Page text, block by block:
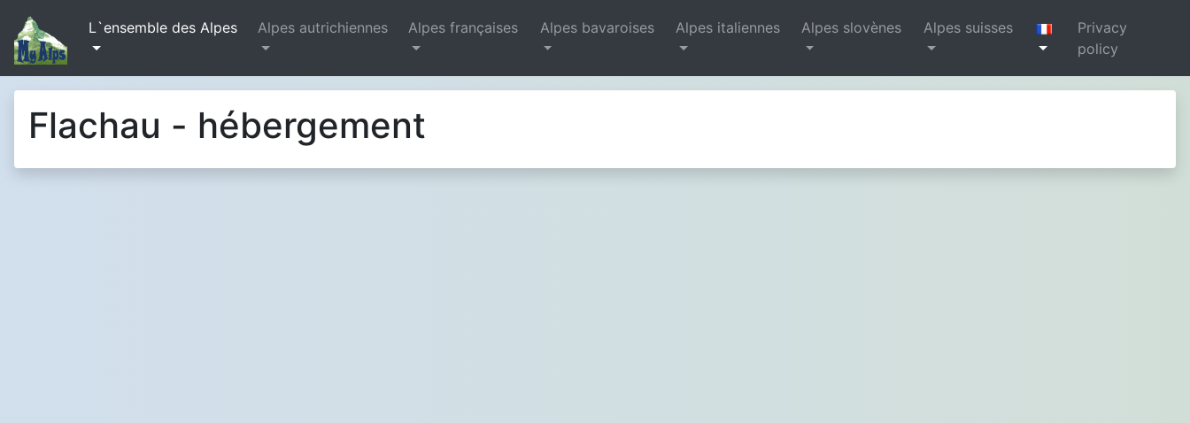
L`ensemble des Alpes Alpes autrichiennes Alpes françaises Alpes bavaroises Alpes italiennes Alpes slovènes Alpes suisses
Privacy
policy
Flachau - hébergement